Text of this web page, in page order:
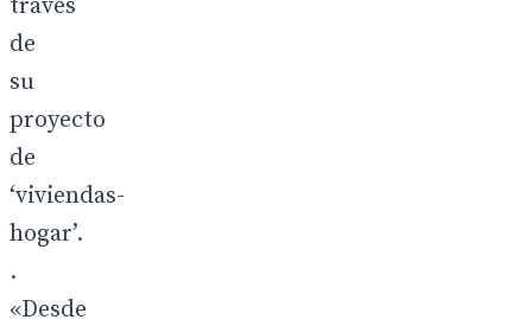
través
de
su
proyecto
de
‘viviendas-
hogar’.
.
«Desde